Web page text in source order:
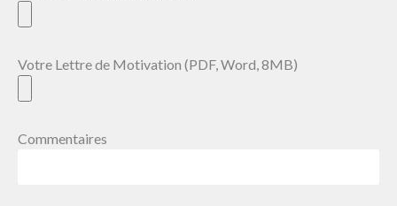
Votre Lettre de Motivation (PDF, Word, 8MB)
Commentaires